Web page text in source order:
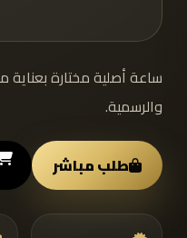
ساعة أصلية مختارة بعناية
والرسمية.
طلب مباشر